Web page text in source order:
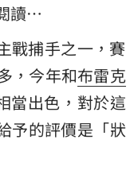
讀…
戰捕手之一，賽
，今年和布雷克
當出色，對於這
予的評價是「狀